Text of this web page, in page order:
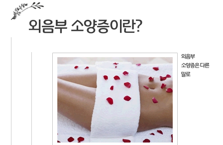
외음부 소양증이란?
외음부
소양증은 다른
말로